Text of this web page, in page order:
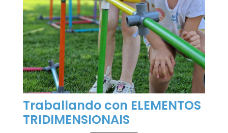
Traballando con ELEMENTOS
TRIDIMENSIONAIS